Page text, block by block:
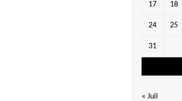
17 18
24 25
31
« Juil